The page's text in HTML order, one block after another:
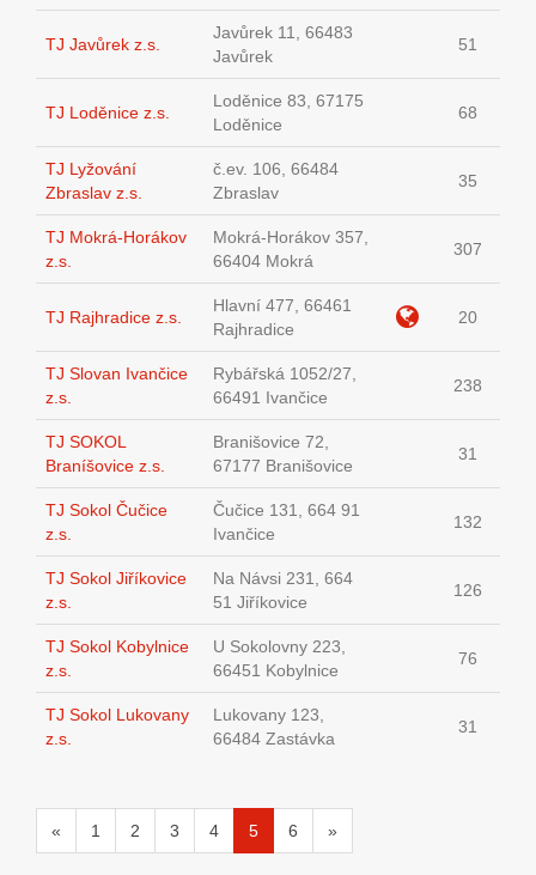
TJ Javůrek z.s.
Javůrek 11, 66483
Javůrek
51
TJ Loděnice z.s.
Loděnice 83, 67175
Loděnice
68
TJ Lyžování
Zbraslav z.s.
č.ev. 106, 66484
Zbraslav
35
TJ Mokrá-Horákov
z.s.
Mokrá-Horákov 357,
66404 Mokrá
307
TJ Rajhradice z.s.
Hlavní 477, 66461
Rajhradice
20
TJ Slovan Ivančice
z.s.
Rybářská 1052/27,
66491 Ivančice
238
TJ SOKOL
Braníšovice z.s.
Branišovice 72,
67177 Branišovice
31
TJ Sokol Čučice
z.s.
Čučice 131, 664 91
Ivančice
132
TJ Sokol Jiříkovice
z.s.
Na Návsi 231, 664
51 Jiříkovice
126
TJ Sokol Kobylnice
z.s.
U Sokolovny 223,
66451 Kobylnice
76
TJ Sokol Lukovany
z.s.
Lukovany 123,
66484 Zastávka
31
« 1 2 3 4 5 6 »